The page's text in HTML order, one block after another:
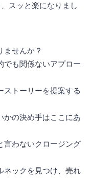
スッと楽になりまし
せんか？
も関係ないアプロー
トーリーを提案する
の決め手はここにあ
わないクロージング
ックを見つけ、売れ